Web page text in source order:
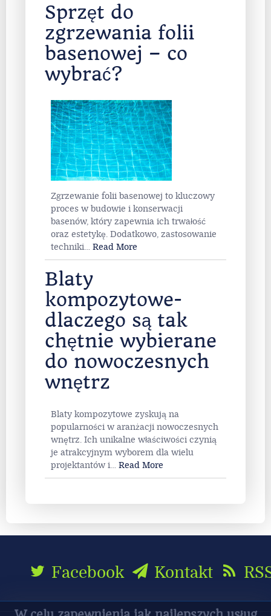
Sprzęt do
zgrzewania folii
basenowej – co
wybrać?
Zgrzewanie folii basenowej to kluczowy
proces w budowie i konserwacji
basenów, który zapewnia ich trwałość
oraz estetykę. Dodatkowo, zastosowanie
techniki… Read More
Blaty
kompozytowe-
dlaczego są tak
chętnie wybierane
do nowoczesnych
wnętrz
Blaty kompozytowe zyskują na
popularności w aranżacji nowoczesnych
wnętrz. Ich unikalne właściwości czynią
je atrakcyjnym wyborem dla wielu
projektantów i… Read More
Facebook Kontakt